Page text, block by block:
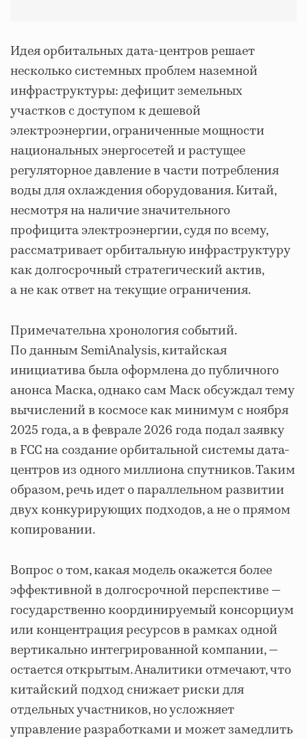
Идея орбитальных дата-центров решает
несколько системных проблем наземной
инфраструктуры: дефицит земельных
участков с доступом к дешевой
электроэнергии, ограниченные мощности
национальных энергосетей и растущее
регуляторное давление в части потребления
воды для охлаждения оборудования. Китай,
несмотря на наличие значительного
профицита электроэнергии, судя по всему,
рассматривает орбитальную инфраструктуру
как долгосрочный стратегический актив,
а не как ответ на текущие ограничения.
Примечательна хронология событий.
По данным SemiAnalysis, китайская
инициатива была оформлена до публичного
анонса Маска, однако сам Маск обсуждал тему
вычислений в космосе как минимум с ноября
2025 года, а в феврале 2026 года подал заявку
в FCC на создание орбитальной системы дата-
центров из одного миллиона спутников. Таким
образом, речь идет о параллельном развитии
двух конкурирующих подходов, а не о прямом
копировании.
Вопрос о том, какая модель окажется более
эффективной в долгосрочной перспективе —
государственно координируемый консорциум
или концентрация ресурсов в рамках одной
вертикально интегрированной компании, —
остается открытым. Аналитики отмечают, что
китайский подход снижает риски для
отдельных участников, но усложняет
управление разработками и может замедлить